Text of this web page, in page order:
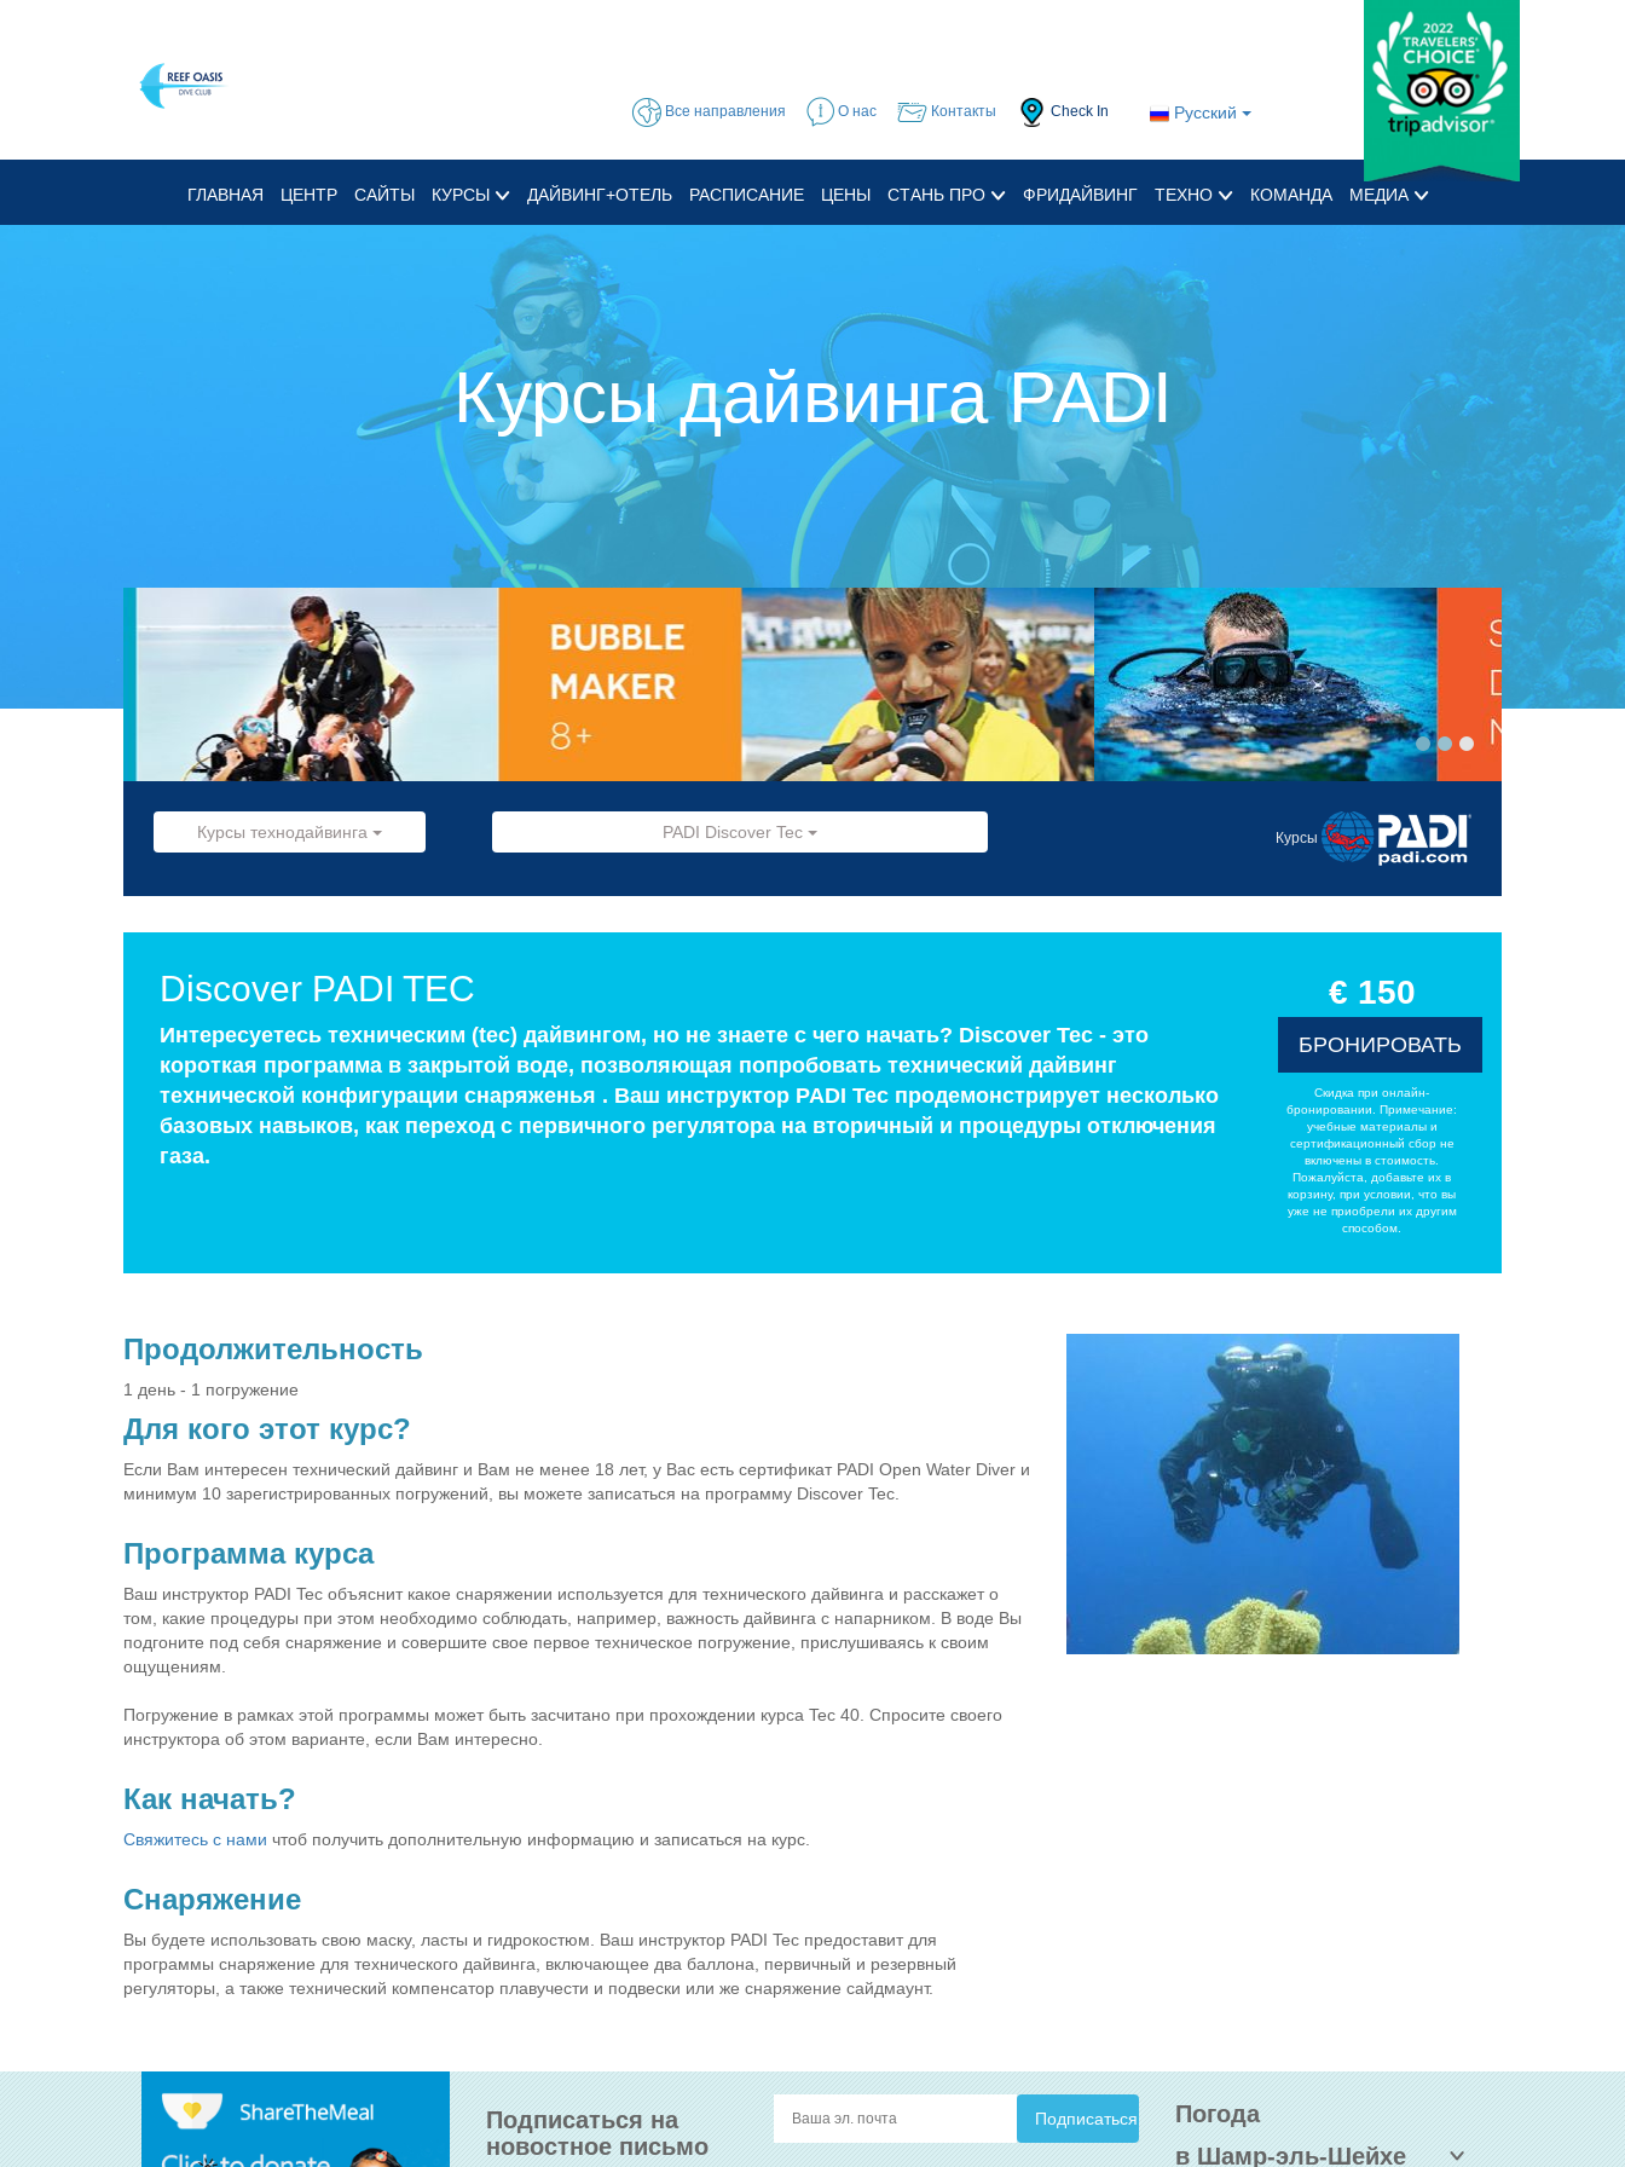
Русский
Все направления О нас Контакты Check In
ГЛАВНАЯ ЦЕНТР САЙТЫ КУРСЫ ДАЙВИНГ+ОТЕЛЬ РАСПИСАНИЕ ЦЕНЫ СТАНЬ ПРО ФРИДАЙВИНГ ТЕХНО КОМАНДА МЕДИА
Курсы дайвинга PADI
Курсы технодайвинга PADI Discover Tec Курсы
Discover PADI TEC
Интересуетесь техническим (tec) дайвингом, но не знаете с чего начать? Discover Tec - это
короткая программа в закрытой воде, позволяющая попробовать технический дайвинг
технической конфигурации снаряженья . Ваш инструктор PADI Tec продемонстрирует несколько
базовых навыков, как переход с первичного регулятора на вторичный и процедуры отключения
газа.
€ 150
БРОНИРОВАТЬ
Скидка при онлайн-
бронировании. Примечание:
учебные материалы и
сертификационный сбор не
включены в стоимость.
Пожалуйста, добавьте их в
корзину, при условии, что вы
уже не приобрели их другим
способом.
Продолжительность
1 день - 1 погружение
Для кого этот курс?
Если Вам интересен технический дайвинг и Вам не менее 18 лет, у Вас есть сертификат PADI Open Water Diver и
минимум 10 зарегистрированных погружений, вы можете записаться на программу Discover Tec.
Программа курса
Ваш инструктор PADI Tec объяснит какое снаряжении используется для технического дайвинга и расскажет о
том, какие процедуры при этом необходимо соблюдать, например, важность дайвинга с напарником. В воде Вы
подгоните под себя снаряжение и совершите свое первое техническое погружение, прислушиваясь к своим
ощущениям.
Погружение в рамках этой программы может быть засчитано при прохождении курса Tec 40. Спросите своего
инструктора об этом варианте, если Вам интересно.
Как начать?
Свяжитесь с нами чтоб получить дополнительную информацию и записаться на курс.
Снаряжение
Вы будете использовать свою маску, ласты и гидрокостюм. Ваш инструктор PADI Tec предоставит для
программы снаряжение для технического дайвинга, включающее два баллона, первичный и резервный
регуляторы, а также технический компенсатор плавучести и подвески или же снаряжение сайдмаунт.
Подписаться на
новостное письмо
Погода